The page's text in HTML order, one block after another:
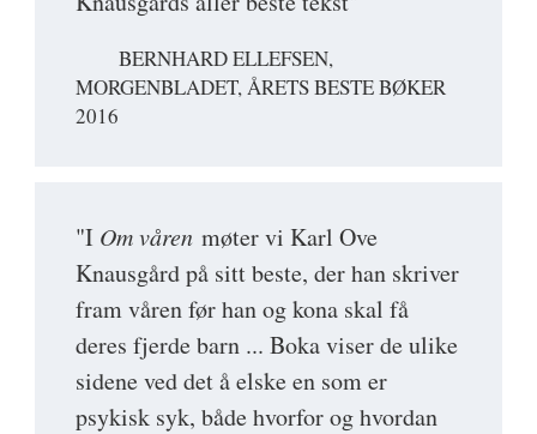
BERNHARD ELLEFSEN,
MORGENBLADET, ÅRETS BESTE BØKER
2016
"I Om våren møter vi Karl Ove
Knausgård på sitt beste, der han skriver
fram våren før han og kona skal få
deres fjerde barn ... Boka viser de ulike
sidene ved det å elske en som er
psykisk syk, både hvorfor og hvordan